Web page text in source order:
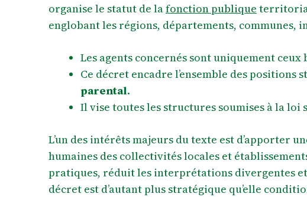
organise le statut de lafonction publique
englobant les régions, départements, communes,
Les agents concernés sont uniquement
Ce décret encadre l’ensemble des
parental.
Il vise toutes les structures soumises à la
L’un des intérêts majeurs du texte est d’apporter
humaines des collectivités locales et
pratiques, réduit les interprétations divergentes
décret est d’autant plus stratégique qu’elle